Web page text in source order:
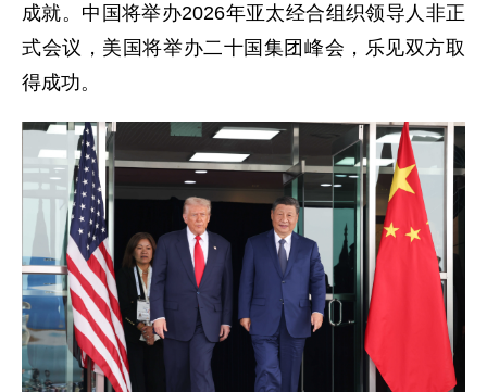
成就。中国将举办2026年亚太经合组织领导人非正
式会议，美国将举办二十国集团峰会，乐见双方取
得成功。